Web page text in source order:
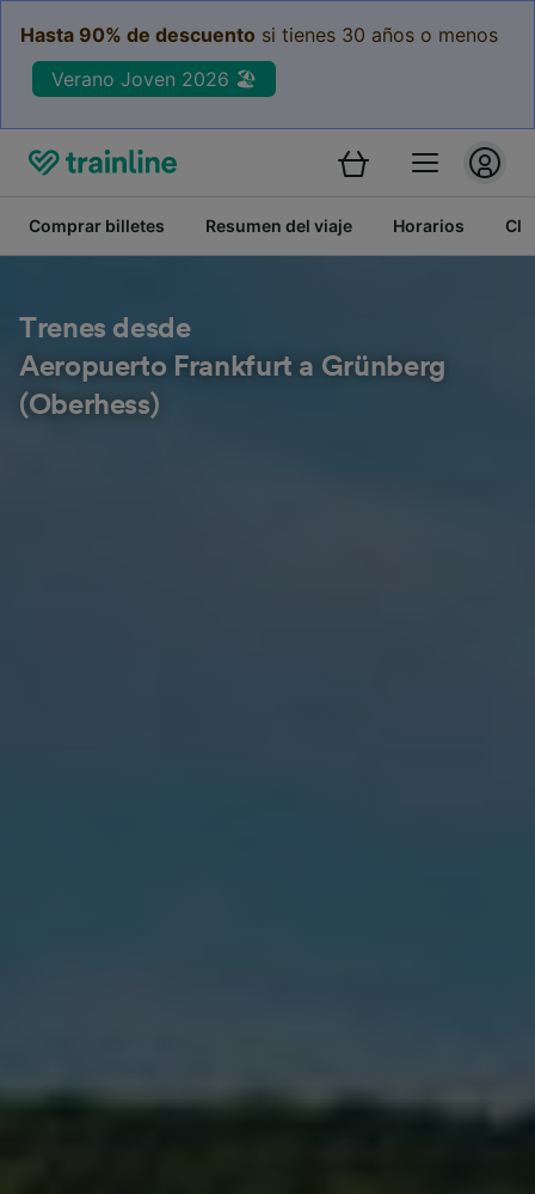
Hasta 90% de descuento si tienes 30 años o menos
Verano Joven 2026 🏖️
Comprar billetes Resumen del viaje Horarios
Trenes desde
Aeropuerto Frankfurt a Grünberg
(Oberhess)